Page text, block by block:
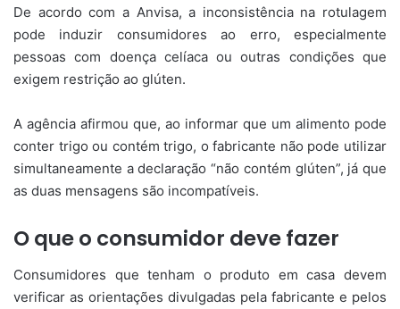
De acordo com a Anvisa, a inconsistência na rotulagem
pode induzir consumidores ao erro, especialmente
pessoas com doença celíaca ou outras condições que
exigem restrição ao glúten.
A agência afirmou que, ao informar que um alimento pode
conter trigo ou contém trigo, o fabricante não pode utilizar
simultaneamente a declaração “não contém glúten”, já que
as duas mensagens são incompatíveis.
O que o consumidor deve fazer
Consumidores que tenham o produto em casa devem
verificar as orientações divulgadas pela fabricante e pelos